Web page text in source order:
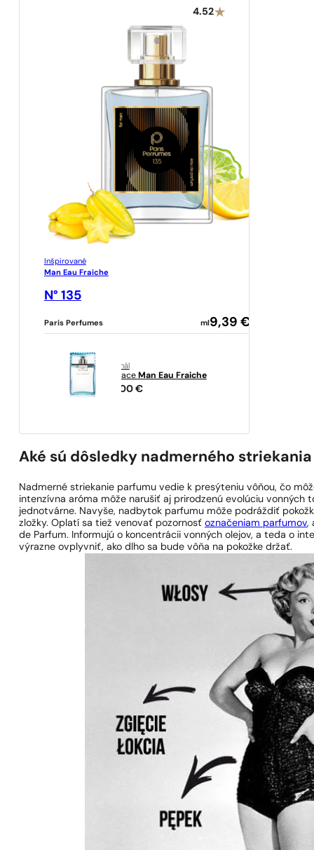
4.52
Inšpirované
Man Eau Fraiche
N° 135
Paris Perfumes ml9,39 €
originál
Versace Man Eau Fraiche
54,00 €
Aké sú dôsledky nadmerného
Nadmerné striekanie parfumu vedie k presýteniu vôňou, čo
intenzívna aróma môže narušiť aj prirodzenú evolúciu
jednotvárne. Navyše, nadbytok parfumu môže podráždiť
zložky. Oplatí sa tiež venovať pozornosťoznačeniam parfumov,
de Parfum. Informujú o koncentrácii vonných olejov, a teda o
výrazne ovplyvniť, ako dlho sa bude vôňa na pokožke držať.